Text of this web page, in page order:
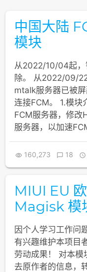
中国大陆
模块
从2022/10/04起
除。 从2022/09/
mtalk服务器已被
连接FCM。 1.模块
FCM服务器，修改
服务器，以加速
 160,273  18 
MIUI EU
Magisk 模
因个人学习工作问
有兴趣维护本项目
劳动成果！ 对本模
去原作者的信息，